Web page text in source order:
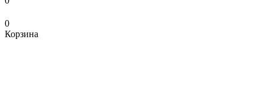
0
Корзина